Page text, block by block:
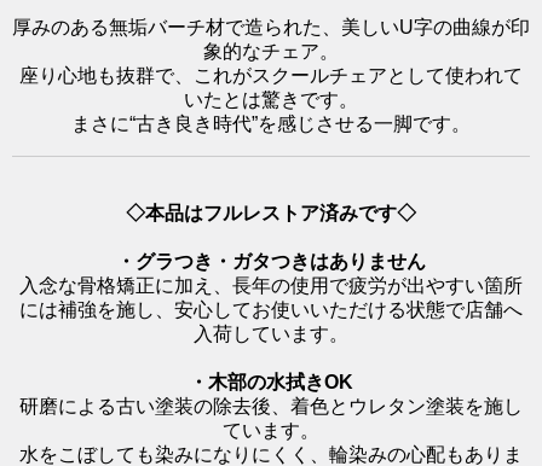
厚みのある無垢バーチ材で造られた、美しいU字の曲線が印
象的なチェア。
座り心地も抜群で、これがスクールチェアとして使われて
いたとは驚きです。
まさに“古き良き時代”を感じさせる一脚です。
◇本品はフルレストア済みです◇
・グラつき・ガタつきはありません
入念な骨格矯正に加え、長年の使用で疲労が出やすい箇所
には補強を施し、安心してお使いいただける状態で店舗へ
入荷しています。
・木部の水拭きOK
研磨による古い塗装の除去後、着色とウレタン塗装を施し
ています。
水をこぼしても染みになりにくく、輪染みの心配もありま